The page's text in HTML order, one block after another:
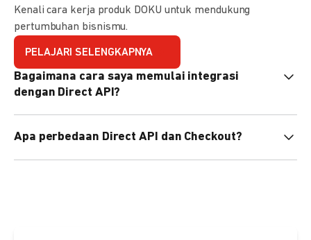
Kenali cara kerja produk DOKU untuk mendukung
pertumbuhan bisnismu.
PELAJARI SELENGKAPNYA
Bagaimana cara saya memulai integrasi
dengan Direct API?
pemrograman untuk membantu integrasi Anda. Pelajari
Apa perbedaan Direct API dan Checkout?